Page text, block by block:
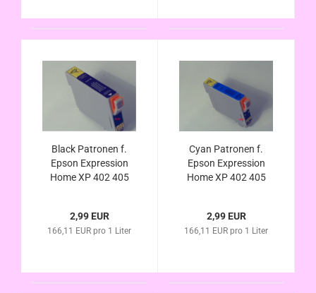
Black Patronen f.
Epson Expression
Home XP 402 405
T1811 T1801
kompatibel
2,99 EUR
166,11 EUR pro 1 Liter
Cyan Patronen f.
Epson Expression
Home XP 402 405
T1812 T1802
kompatibel
2,99 EUR
166,11 EUR pro 1 Liter